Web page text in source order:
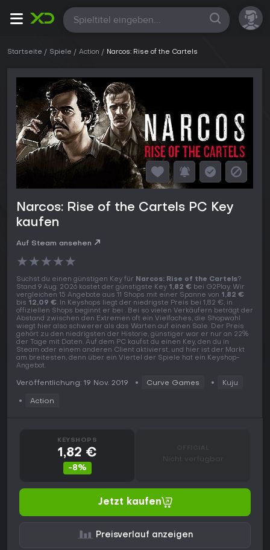
Alle
Startseite Spiele Action Narcos: Rise of the Cartels
Narcos: Rise of the Cartels PC Key
kaufen
Auf Steam ansehen
★★★★★
Suchst du einen günstigen Key für Narcos: Rise of the Cartels?
Stand 9 Aug. 2026 kostet der günstigste Key 1,82 € bei G2Play. Wir
vergleichen 15 Angebote aus 11 Shops mit einer Spanne von 1,82 €
bis 12,09 €. In Keyshops liegt der niedrigste Preis bei 1,82 €, in
offiziellen Shops beginnt er bei . Bei so vielen Verkäufern beträgt der
Abstand zwischen den Extremen oft ein Vielfaches, die Shopwahl
wiegt hier also schwerer als das Warten auf einen Sale. Der Preis
gehört zu den niedrigsten der Historie, günstiger war er nur an 22%
der Tage mit Daten. Auf dem PC kaufst du einen Key, den du in
Steam oder einem anderen Client aktivierst, und hier ist der Markt
am breitesten, denn über ein Viertel der Spiele hat ein Keyshop-
Angebot.
Veröffentlichung: 19 Nov. 2019 Curve Games Kuju
Action
KEYSHOPS
1,82 €
-8%
Nicht verfügbar
Jetzt kaufen
Preisverlauf anzeigen